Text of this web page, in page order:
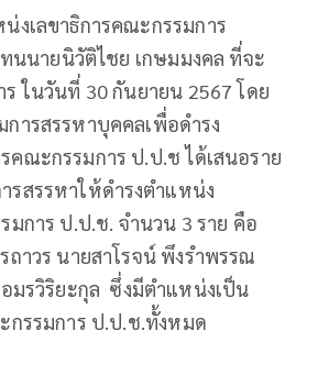
งเลขาธิการคณะกรรมการ
นายนิวัติไชย เกษมมงคล ที่จะ
ในวันที่ 30 กันยายน 2567 โดย
ารสรรหาบุคคลเพื่อดำรง
คณะกรรมการ ป.ป.ช ได้เสนอราย
รสรรหาให้ดำรงตำแหน่ง
มการ ป.ป.ช. จำนวน 3 ราย คือ
าวร นายสาโรจน์ พึงรำพรรณ
มรวิริยะกุล ซึ่งมีตำแหน่งเป็น
กรรมการ ป.ป.ช.ทั้งหมด